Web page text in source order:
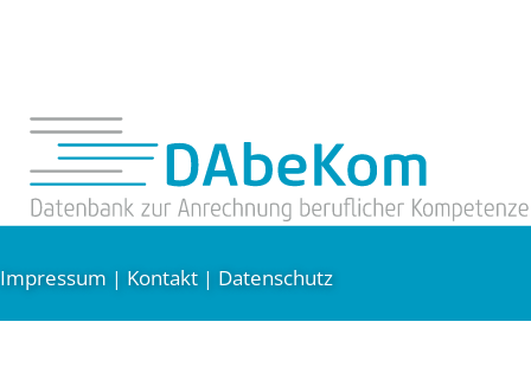
Impressum | Kontakt | Datenschutz